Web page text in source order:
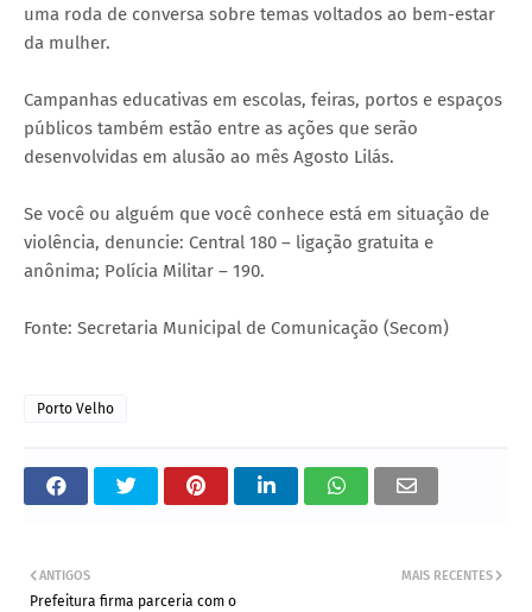
uma roda de conversa sobre temas voltados ao bem-estar
da mulher.
Campanhas educativas em escolas, feiras, portos e espaços
públicos também estão entre as ações que serão
desenvolvidas em alusão ao mês Agosto Lilás.
Se você ou alguém que você conhece está em situação de
violência, denuncie: Central 180 – ligação gratuita e
anônima; Polícia Militar – 190.
Fonte: Secretaria Municipal de Comunicação (Secom)
Porto Velho
MAIS RECENTES
ANTIGOS
Prefeitura firma parceria com o